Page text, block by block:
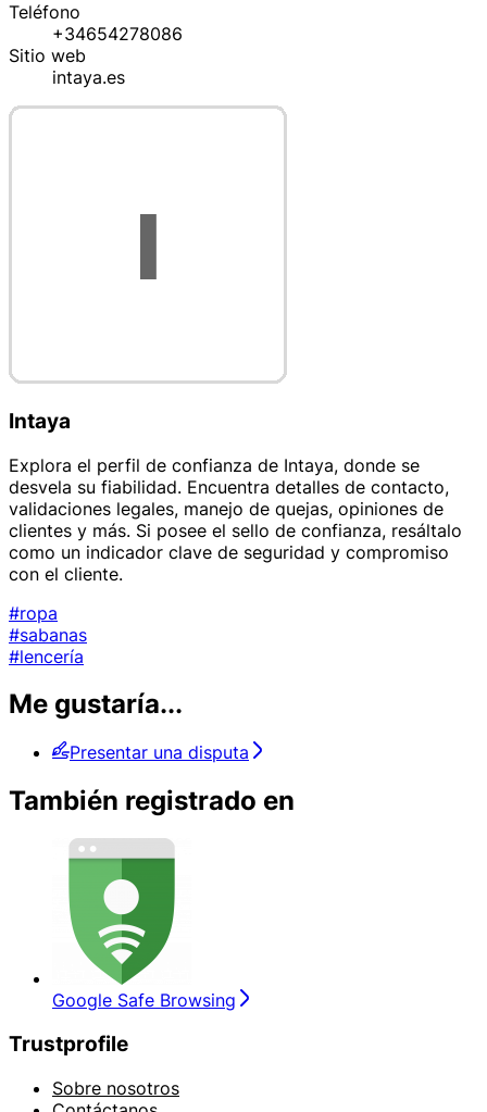
Teléfono
+34654278086
Sitio web
intaya.es
Intaya
Explora el perfil de confianza de Intaya, donde se
desvela su fiabilidad. Encuentra detalles de contacto,
validaciones legales, manejo de quejas, opiniones de
clientes y más. Si posee el sello de confianza, resáltalo
como un indicador clave de seguridad y compromiso
con el cliente.
#ropa
#sabanas
#lencería
Me gustaría...
Presentar una disputa
También registrado en
Google Safe Browsing
Trustprofile
Sobre nosotros